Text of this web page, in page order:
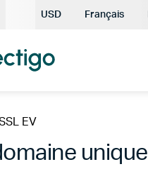
Devise actuelle:
USD
Français
EV
unique